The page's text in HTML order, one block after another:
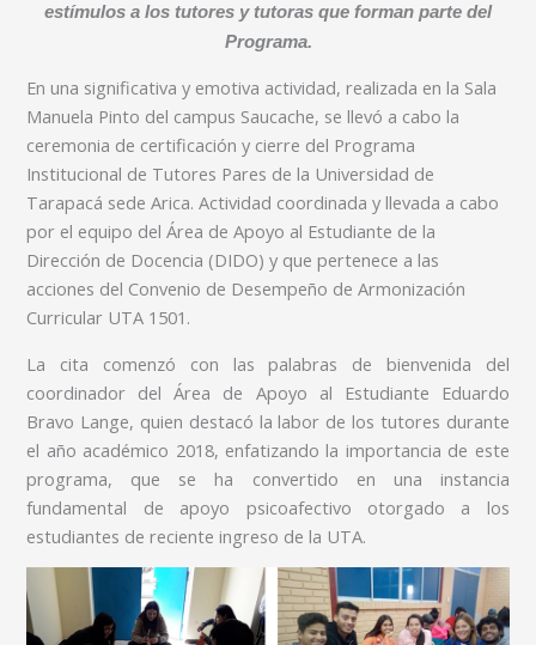
estímulos a los tutores y tutoras que forman parte del
Programa.
En una significativa y emotiva actividad, realizada en la Sala
Manuela Pinto del campus Saucache, se llevó a cabo la
ceremonia de certificación y cierre del Programa
Institucional de Tutores Pares de la Universidad de
Tarapacá sede Arica. Actividad coordinada y llevada a cabo
por el equipo del Área de Apoyo al Estudiante de la
Dirección de Docencia (DIDO) y que pertenece a las
acciones del Convenio de Desempeño de Armonización
Curricular UTA 1501.
La cita comenzó con las palabras de bienvenida del
coordinador del Área de Apoyo al Estudiante Eduardo
Bravo Lange, quien destacó la labor de los tutores durante
el año académico 2018, enfatizando la importancia de este
programa, que se ha convertido en una instancia
fundamental de apoyo psicoafectivo otorgado a los
estudiantes de reciente ingreso de la UTA.